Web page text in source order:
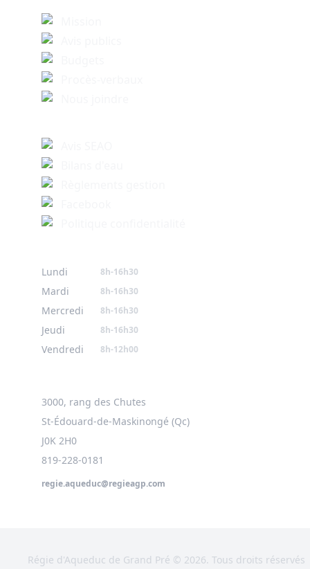
Lundi 8h-16h30
Mardi 8h-16h30
Mercredi 8h-16h30
Jeudi 8h-16h30
Vendredi 8h-12h00
3000, rang des Chutes
St-Édouard-de-Maskinongé (Qc)
J0K 2H0
819-228-0181
regie.aqueduc@regieagp.com
Régie d'Aqueduc de Grand Pré © 2026. Tous droits réservés